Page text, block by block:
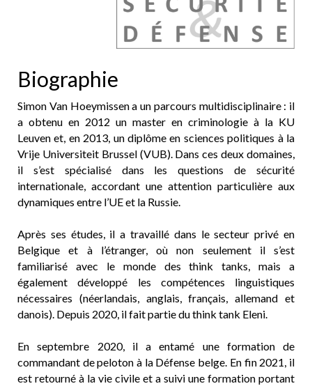
Biographie
Simon Van Hoeymissen a un parcours multidisciplinaire : il
a obtenu en 2012 un master en criminologie à la KU
Leuven et, en 2013, un diplôme en sciences politiques à la
Vrije Universiteit Brussel (VUB). Dans ces deux domaines,
il s’est spécialisé dans les questions de sécurité
internationale, accordant une attention particulière aux
dynamiques entre l’UE et la Russie.
Après ses études, il a travaillé dans le secteur privé en
Belgique et à l’étranger, où non seulement il s’est
familiarisé avec le monde des think tanks, mais a
également développé les compétences linguistiques
nécessaires (néerlandais, anglais, français, allemand et
danois). Depuis 2020, il fait partie du think tank Eleni.
En septembre 2020, il a entamé une formation de
commandant de peloton à la Défense belge. En fin 2021, il
est retourné à la vie civile et a suivi une formation portant